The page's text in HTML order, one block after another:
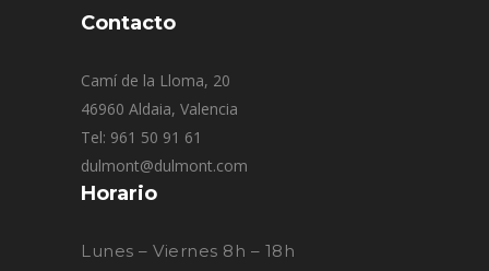
Contacto
Camí de la Lloma, 20
46960 Aldaia, Valencia
Tel: 961 50 91 61
dulmont@dulmont.com
Horario
Lunes – Viernes 8h – 18h